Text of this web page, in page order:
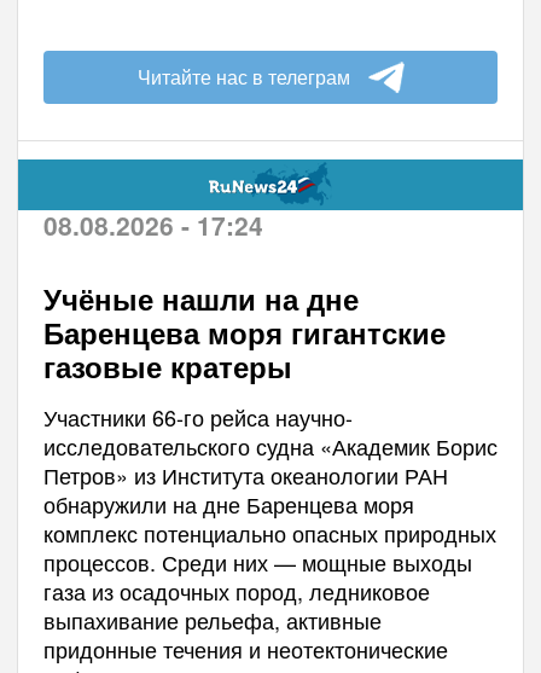
Читайте нас в телеграм
08.08.2026 - 17:24
Учёные нашли на дне
Баренцева моря гигантские
газовые кратеры
Участники 66-го рейса научно-
исследовательского судна «Академик Борис
Петров» из Института океанологии РАН
обнаружили на дне Баренцева моря
комплекс потенциально опасных природных
процессов. Среди них — мощные выходы
газа из осадочных пород, ледниковое
выпахивание рельефа, активные
придонные течения и неотектонические